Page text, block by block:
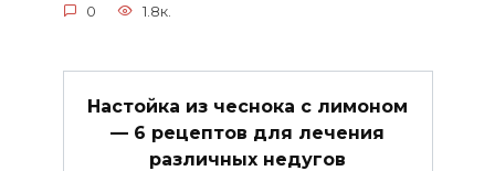
0 1.8к.
Настойка из чеснока с лимоном
— 6 рецептов для лечения
различных недугов